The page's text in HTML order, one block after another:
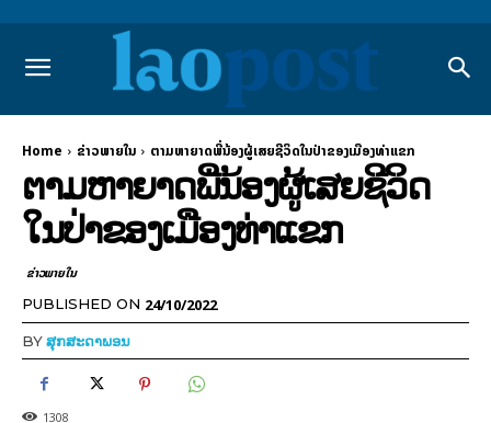
Home ຂ່າວພາຍ​ໃນ ຕາມຫາຍາດພີ່ນ້ອງຜູ້ເສຍຊີວິດໃນປ່າຂອງເມືອງທ່າແຂກ
ຕາມຫາຍາດພີ່ນ້ອງຜູ້ເສຍຊີວິດ
ໃນປ່າຂອງເມືອງທ່າແຂກ
ຂ່າວພາຍ​ໃນ
PUBLISHED ON 24/10/2022
BYສຸກສະດາພອນ
1308